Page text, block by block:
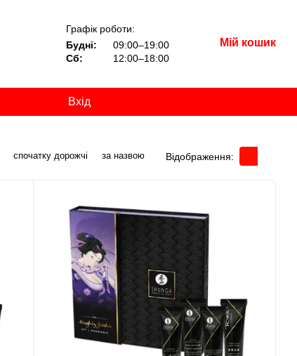
Графік роботи:
Будні:
09:00–19:00
Сб:
12:00–18:00
Мій кошик
Вхід
спочатку дорожчі за назвою Відображення: